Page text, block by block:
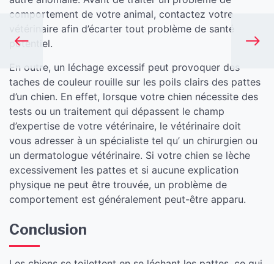
comportement de votre animal, contactez votre
vétérinaire afin d’écarter tout problème de santé
potentiel.
En outre, un léchage excessif peut provoquer des
taches de couleur rouille sur les poils clairs des pattes
d’un chien. En effet, lorsque votre chien nécessite des
tests ou un traitement qui dépassent le champ
d’expertise de votre vétérinaire, le vétérinaire doit
vous adresser à un spécialiste tel qu’ un chirurgien ou
un dermatologue vétérinaire. Si votre chien se lèche
excessivement les pattes et si aucune explication
physique ne peut être trouvée, un problème de
comportement est généralement peut-être apparu.
Conclusion